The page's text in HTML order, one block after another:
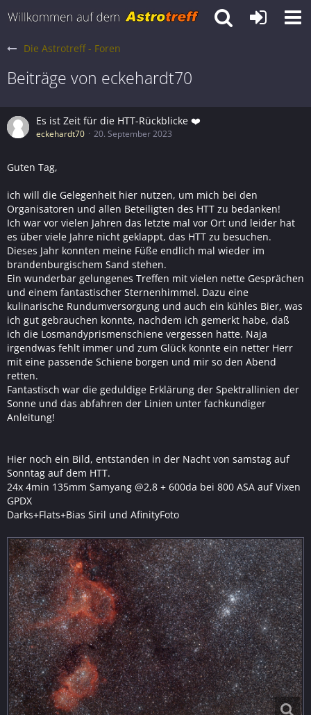
Die Astrotreff - Foren
Beiträge von eckehardt70
Es ist Zeit für die HTT-Rückblicke ❤️
eckehardt70 20. September 2023
Guten Tag,
ich will die Gelegenheit hier nutzen, um mich bei den
Organisatoren und allen Beteiligten des HTT zu bedanken!
Ich war vor vielen Jahren das letzte mal vor Ort und leider hat
es über viele Jahre nicht geklappt, das HTT zu besuchen.
Dieses Jahr konnten meine Füße endlich mal wieder im
brandenburgischem Sand stehen.
Ein wunderbar gelungenes Treffen mit vielen nette Gesprächen
und einem fantastischer Sternenhimmel. Dazu eine
kulinarische Rundumversorgung und auch ein kühles Bier, was
ich gut gebrauchen konnte, nachdem ich gemerkt habe, daß
ich die Losmandyprismenschiene vergessen hatte. Naja
irgendwas fehlt immer und zum Glück konnte ein netter Herr
mit eine passende Schiene borgen und mir so den Abend
retten.
Fantastisch war die geduldige Erklärung der Spektrallinien der
Sonne und das abfahren der Linien unter fachkundiger
Anleitung!
Hier noch ein Bild, entstanden in der Nacht von samstag auf
Sonntag auf dem HTT.
24x 4min 135mm Samyang @2,8 + 600da bei 800 ASA auf Vixen
GPDX
Darks+Flats+Bias Siril und AfinityFoto